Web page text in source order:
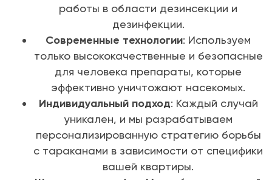
работы в области дезинсекции и
дезинфекции.
Современные технологии: Используем
только высококачественные и безопасные
для человека препараты, которые
эффективно уничтожают насекомых.
Индивидуальный подход: Каждый случай
уникален, и мы разрабатываем
персонализированную стратегию борьбы
с тараканами в зависимости от специфики
вашей квартиры.